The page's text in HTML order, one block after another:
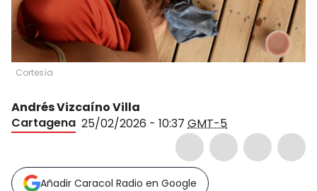
Cortesía
Andrés Vizcaíno Villa
Cartagena 25/02/2026 - 10:37 GMT-5
Añadir Caracol Radio en Google